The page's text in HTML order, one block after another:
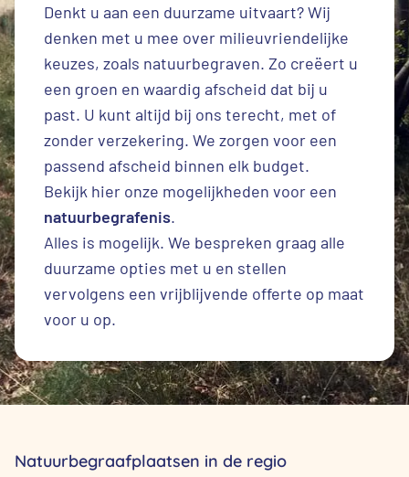
Denkt u aan een duurzame uitvaart? Wij
denken met u mee over milieuvriendelijke
keuzes, zoals natuurbegraven. Zo creëert u
een groen en waardig afscheid dat bij u
past. U kunt altijd bij ons terecht, met of
zonder verzekering. We zorgen voor een
passend afscheid binnen elk budget.
Bekijk hier onze mogelijkheden voor een
natuurbegrafenis.
Alles is mogelijk. We bespreken graag alle
duurzame opties met u en stellen
vervolgens een vrijblijvende offerte op maat
voor u op.
Natuurbegraafplaatsen in de regio